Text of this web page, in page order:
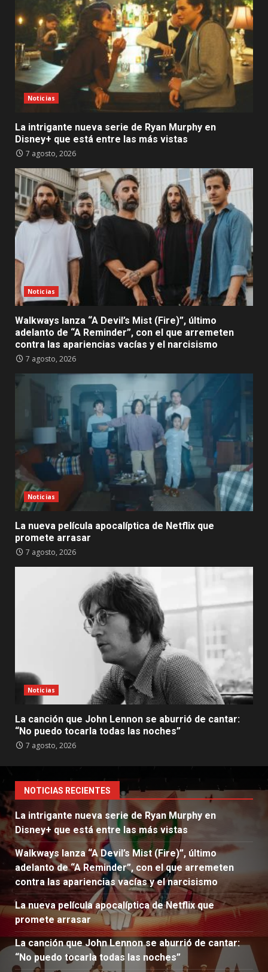
Noticias
La intrigante nueva serie de Ryan Murphy en
Disney+ que está entre las más vistas
7 agosto, 2026
Noticias
Walkways lanza “A Devil’s Mist (Fire)”, último
adelanto de “A Reminder”, con el que arremeten
contra las apariencias vacías y el narcisismo
7 agosto, 2026
Noticias
La nueva película apocalíptica de Netflix que
promete arrasar
7 agosto, 2026
Noticias
La canción que John Lennon se aburrió de cantar:
“No puedo tocarla todas las noches”
7 agosto, 2026
NOTICIAS RECIENTES
La intrigante nueva serie de Ryan Murphy en
Disney+ que está entre las más vistas
Walkways lanza “A Devil’s Mist (Fire)”, último
adelanto de “A Reminder”, con el que arremeten
contra las apariencias vacías y el narcisismo
La nueva película apocalíptica de Netflix que
promete arrasar
La canción que John Lennon se aburrió de cantar:
“No puedo tocarla todas las noches”